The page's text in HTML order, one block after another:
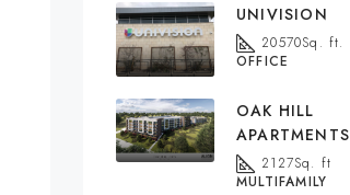
UNIVISION
20570Sq. ft.
OFFICE
OAK HILL
APARTMENTS
2127Sq. ft
MULTIFAMILY